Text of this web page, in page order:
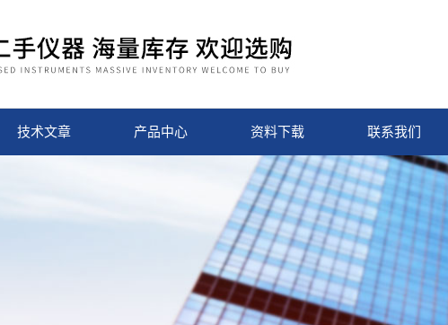
技术文章 产品中心 资料下载 联系我们